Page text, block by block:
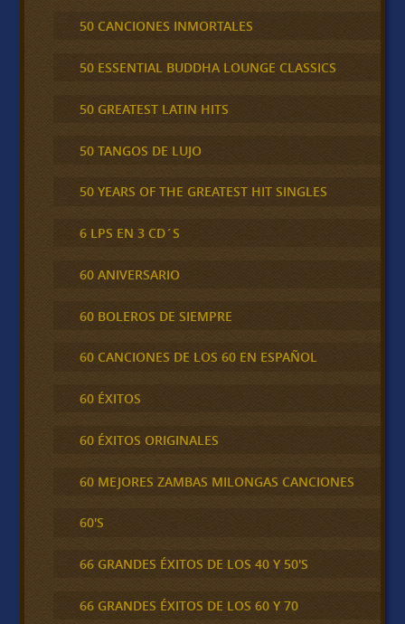
50 CANCIONES INMORTALES
50 ESSENTIAL BUDDHA LOUNGE CLASSICS
50 GREATEST LATIN HITS
50 TANGOS DE LUJO
50 YEARS OF THE GREATEST HIT SINGLES
6 LPS EN 3 CD´S
60 ANIVERSARIO
60 BOLEROS DE SIEMPRE
60 CANCIONES DE LOS 60 EN ESPAÑOL
60 ÉXITOS
60 ÉXITOS ORIGINALES
60 MEJORES ZAMBAS MILONGAS CANCIONES
60'S
66 GRANDES ÉXITOS DE LOS 40 Y 50'S
66 GRANDES ÉXITOS DE LOS 60 Y 70